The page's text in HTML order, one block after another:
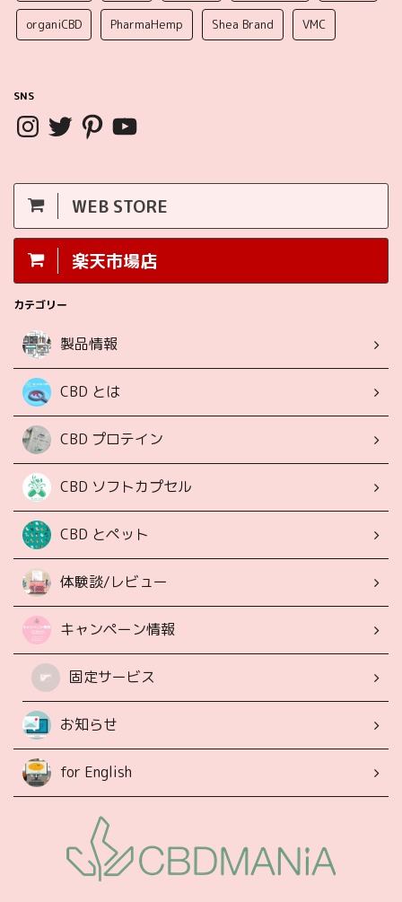
organiCBD PharmaHemp Shea Brand VMC
SNS
WEB STORE
楽天市場店
カテゴリー
製品情報
CBD とは
CBD プロテイン
CBD ソフトカプセル
CBD とペット
体験談/レビュー
キャンペーン情報
固定サービス
お知らせ
for English